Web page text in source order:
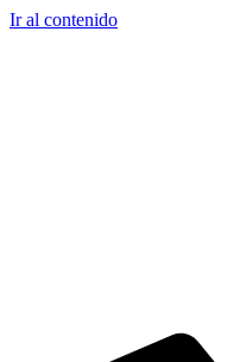
Ir al contenido